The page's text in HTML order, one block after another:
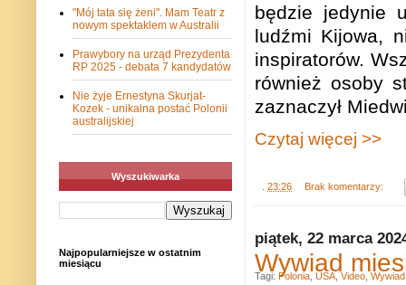
będzie jedynie
ludźmi Kijowa,
inspiratorów.
również osoby
zaznaczył
Czytaj więcej >>
23:26 Brak komentarzy:
piątek, 22 marca
Wywiad
Tagi: Polonia USA Video Wywiad
"Mój tata się żeni". Mam Teatr z
nowym spektaklem w Australii
Prawybory na urząd Prezydenta
RP 2025 - debata 7 kandydatów
Nie żyje Ernestyna Skurjat-
Kozek - unikalna postać Polonii
australijskiej
Wyszukiwarka
Najpopularniejsze w ostatnim
miesiącu